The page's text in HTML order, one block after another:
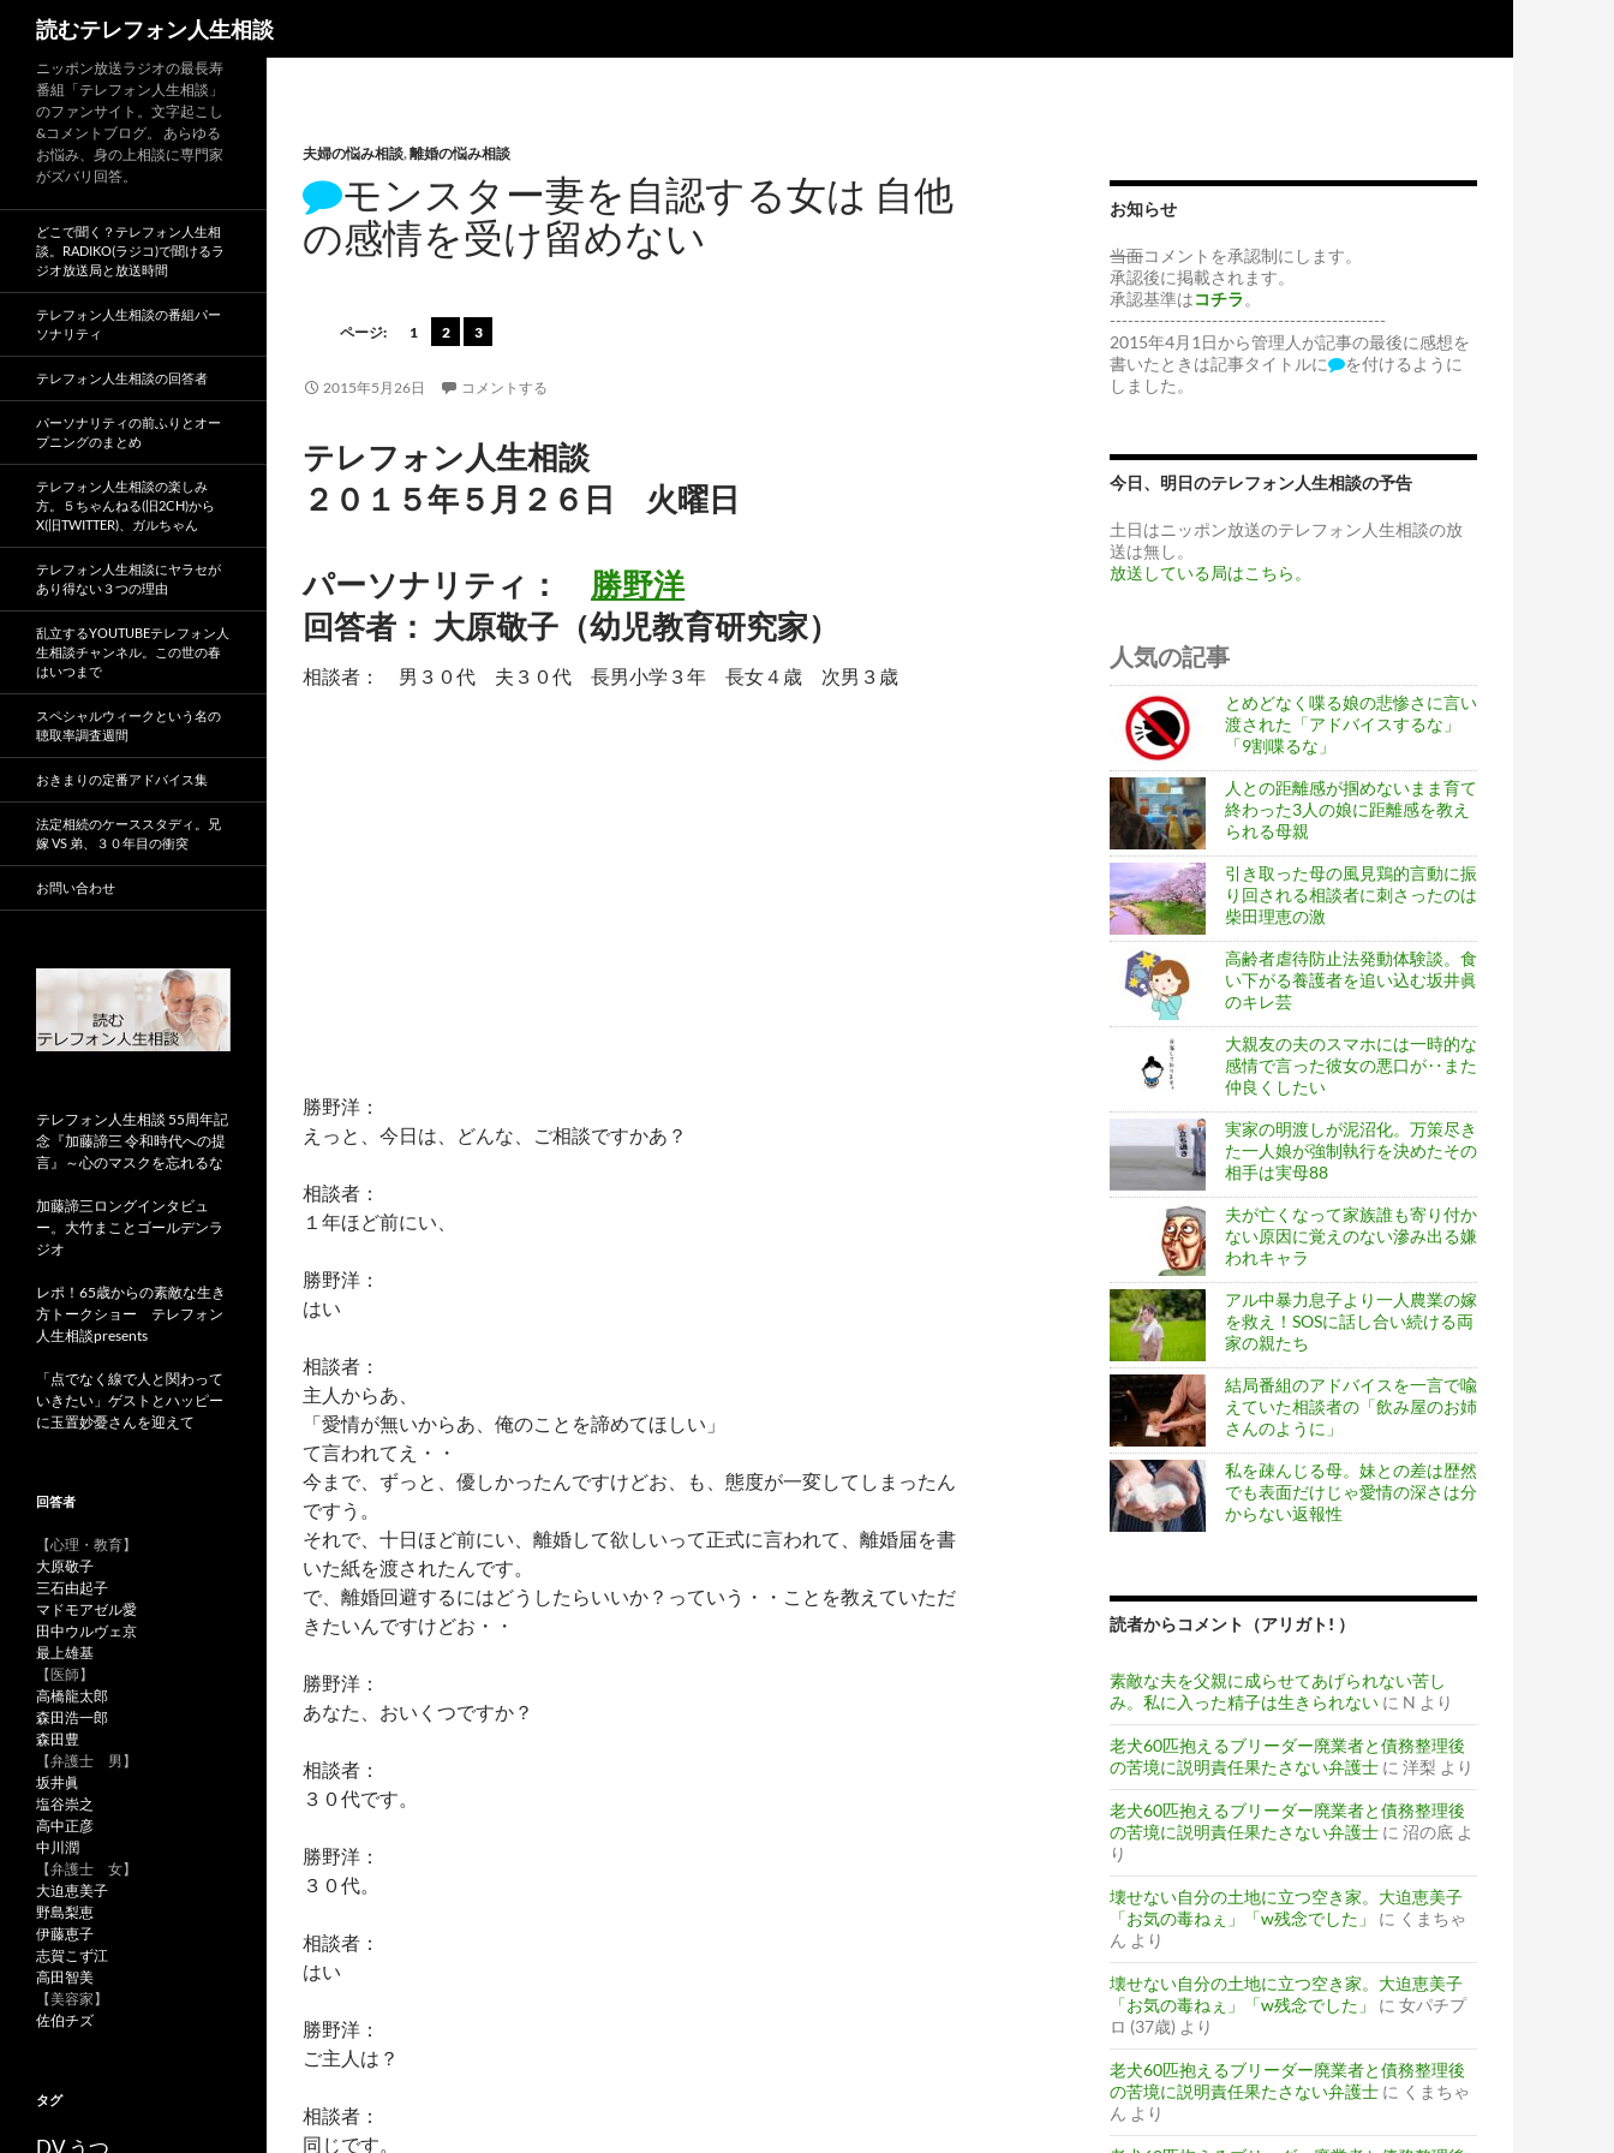
読むテレフォン人生相談
夫婦の悩み相談,離婚の悩み相談
モンスター妻を自認する女は 自他
の感情を受け留めない
ページ: 1 2 3
2015年5月26日 コメントする
テレフォン人生相談
２０１５年５月２６日 火曜日
パーソナリティ： 勝野洋
回答者： 大原敬子（幼児教育研究家）
相談者： 男３０代 夫３０代 長男小学３年 長女４歳 次男３歳
勝野洋：
えっと、今日は、どんな、ご相談ですかあ？
相談者：
１年ほど前にい、
勝野洋：
はい
相談者：
主人からあ、
「愛情が無いからあ、俺のことを諦めてほしい」
て言われてえ・・
今まで、ずっと、優しかったんですけどお、も、態度が一変してしまったん
ですう。
それで、十日ほど前にい、離婚して欲しいって正式に言われて、離婚届を書
いた紙を渡されたんです。
で、離婚回避するにはどうしたらいいか？っていう・・ことを教えていただ
きたいんですけどお・・
勝野洋：
あなた、おいくつですか？
相談者：
３０代です。
勝野洋：
３０代。
相談者：
はい
勝野洋：
ご主人は？
相談者：
同じです。
お知らせ
当面コメントを承認制にします。
承認後に掲載されます。
承認基準はコチラ 。
----------------------------------------------
2015年4月1日から管理人が記事の最後に感想を
書いたときは記事タイトルに
を付けるように
しました。
今日、明日のテレフォン人生相談の予告
土日はニッポン放送のテレフォン人生相談の放
送は無し。
放送している局はこちら。
人気の記事
とめどなく喋る娘の悲惨さに言い
渡された「アドバイスするな」
「9割喋るな」
人との距離感が掴めないまま育て
終わった3人の娘に距離感を教え
られる母親
引き取った母の風見鶏的言動に振
り回される相談者に刺さったのは
柴田理恵の激
高齢者虐待防止法発動体験談。食
い下がる養護者を追い込む坂井眞
のキレ芸
大親友の夫のスマホには一時的な
感情で言った彼女の悪口が‥また
仲良くしたい
実家の明渡しが泥沼化。万策尽き
た一人娘が強制執行を決めたその
相手は実母88
夫が亡くなって家族誰も寄り付か
ない原因に覚えのない滲み出る嫌
われキャラ
アル中暴力息子より一人農業の嫁
を救え！SOSに話し合い続ける両
家の親たち
結局番組のアドバイスを一言で喩
えていた相談者の「飲み屋のお姉
さんのように」
私を疎んじる母。妹との差は歴然
でも表面だけじゃ愛情の深さは分
からない返報性
読者からコメント（アリガト! ）
素敵な夫を父親に成らせてあげられない苦し
み。私に入った精子は生きられない に N より
老犬60匹抱えるブリーダー廃業者と債務整理後
の苦境に説明責任果たさない弁護士 に 洋梨 より
老犬60匹抱えるブリーダー廃業者と債務整理後
の苦境に説明責任果たさない弁護士 に 沼の底 よ
り
壊せない自分の土地に立つ空き家。大迫恵美子
「お気の毒ねぇ」「w残念でした」
に くまちゃ
ん より
壊せない自分の土地に立つ空き家。大迫恵美子
「お気の毒ねぇ」「w残念でした」
に 女パチプ
ロ (37歳) より
老犬60匹抱えるブリーダー廃業者と債務整理後
の苦境に説明責任果たさない弁護士 に くまちゃ
ん より
ニッポン放送ラジオの最長寿
番組「テレフォン人生相談」
のファンサイト。文字起こし
&コメントブログ。 あらゆる
お悩み、身の上相談に専門家
がズバリ回答。
どこで聞く？テレフォン人生相
談。RADIKO(ラジコ)で聞けるラ
ジオ放送局と放送時間
テレフォン人生相談の番組パー
ソナリティ
テレフォン人生相談の回答者
パーソナリティの前ふりとオー
プニングのまとめ
テレフォン人生相談の楽しみ
方。５ちゃんねる(旧2CH)から
X(旧TWITTER)、ガルちゃん
テレフォン人生相談にヤラセが
あり得ない３つの理由
乱立するYOUTUBEテレフォン人
生相談チャンネル。この世の春
はいつまで
スペシャルウィークという名の
聴取率調査週間
おきまりの定番アドバイス集
法定相続のケーススタディ。兄
嫁 VS 弟、３０年目の衝突
お問い合わせ
テレフォン人生相談 55周年記
念『加藤諦三 令和時代への提
言』～心のマスクを忘れるな
加藤諦三ロングインタビュ
ー。大竹まことゴールデンラ
ジオ
レポ！65歳からの素敵な生き
方トークショー テレフォン
人生相談presents
「点でなく線で人と関わって
いきたい」ゲストとハッピー
に玉置妙憂さんを迎えて
回答者
【心理・教育】
大原敬子
三石由起子
マドモアゼル愛
田中ウルヴェ京
最上雄基
【医師】
高橋龍太郎
森田浩一郎
森田豊
【弁護士 男】
坂井眞
塩谷崇之
高中正彦
中川潤
【弁護士 女】
大迫恵美子
野島梨恵
伊藤恵子
志賀こず江
高田智美
【美容家】
佐伯チズ
タグ
うつ